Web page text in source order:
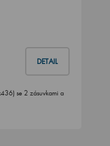
DETAIL
se 2 zásuvkami a